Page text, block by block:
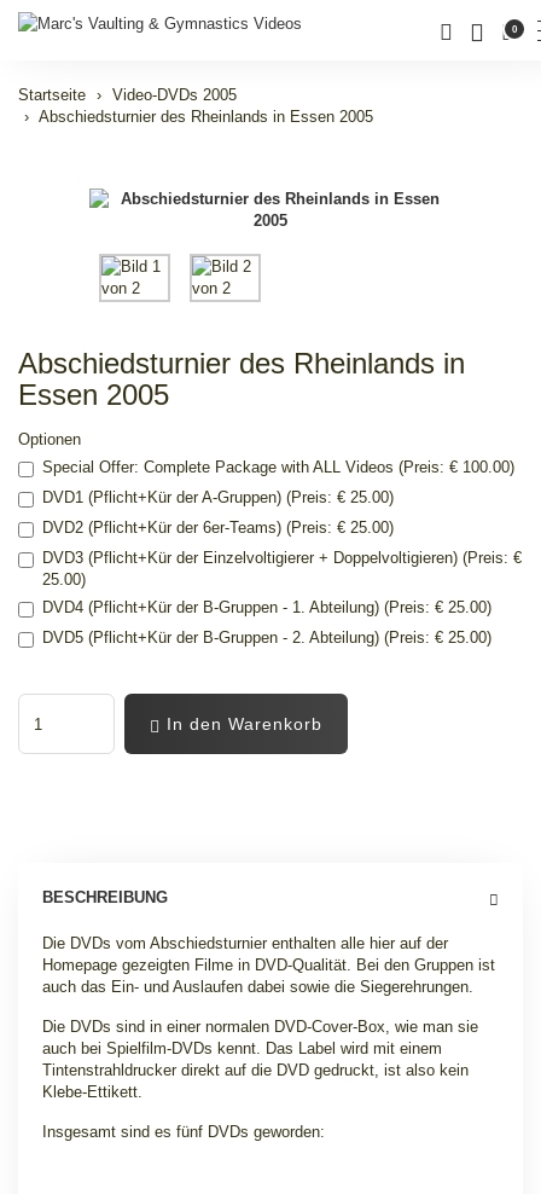
0
Startseite
Video-DVDs 2005
Abschiedsturnier des Rheinlands in Essen 2005
Abschiedsturnier des Rheinlands in
Essen 2005
Optionen
Special Offer: Complete Package with ALL Videos (Preis: € 100.00)
DVD1 (Pflicht+Kür der A-Gruppen) (Preis: € 25.00)
DVD2 (Pflicht+Kür der 6er-Teams) (Preis: € 25.00)
DVD3 (Pflicht+Kür der Einzelvoltigierer + Doppelvoltigieren) (Preis: €
25.00)
DVD4 (Pflicht+Kür der B-Gruppen - 1. Abteilung) (Preis: € 25.00)
DVD5 (Pflicht+Kür der B-Gruppen - 2. Abteilung) (Preis: € 25.00)
In den Warenkorb
BESCHREIBUNG
Die DVDs vom Abschiedsturnier enthalten alle hier auf der
Homepage gezeigten Filme in DVD-Qualität. Bei den Gruppen ist
auch das Ein- und Auslaufen dabei sowie die Siegerehrungen.
Die DVDs sind in einer normalen DVD-Cover-Box, wie man sie
auch bei Spielfilm-DVDs kennt. Das Label wird mit einem
Tintenstrahldrucker direkt auf die DVD gedruckt, ist also kein
Klebe-Ettikett.
Insgesamt sind es fünf DVDs geworden: